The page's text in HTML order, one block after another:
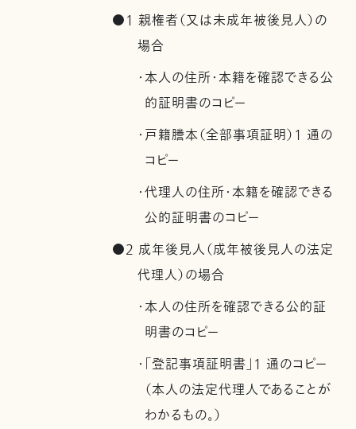
●1 親権者（又は未成年被後見人）の
場合
・本人の住所・本籍を確認できる公
的証明書のコピー
・戸籍謄本（全部事項証明）1 通の
コピー
・代理人の住所・本籍を確認できる
公的証明書のコピー
●2 成年後見人（成年被後見人の法定
代理人）の場合
・本人の住所を確認できる公的証
明書のコピー
・「登記事項証明書」1 通のコピー
（本人の法定代理人であることが
わかるもの。）